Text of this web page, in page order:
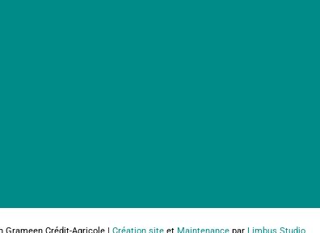
Grameen Crédit-Agricole | Création site et Maintenance par Limbus Studio